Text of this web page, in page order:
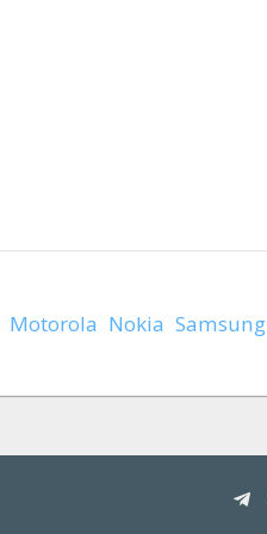
Motorola Nokia Samsung